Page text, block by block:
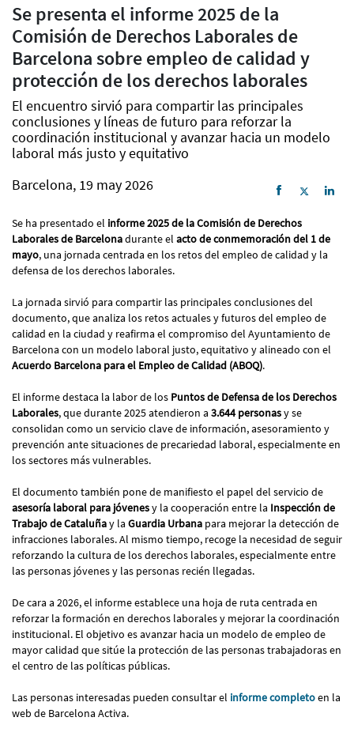
Se presenta el informe 2025 de la
Comisión de Derechos Laborales de
Barcelona sobre empleo de calidad y
protección de los derechos laborales
El encuentro sirvió para compartir las principales
conclusiones y líneas de futuro para reforzar la
coordinación institucional y avanzar hacia un modelo
laboral más justo y equitativo
Barcelona, 19 may 2026
Se ha presentado el informe 2025 de la Comisión de Derechos
Laborales de Barcelonadurante el acto de conmemoración del 1 de
mayo, una jornada centrada en los retos del empleo de calidad y la
defensa de los derechos laborales.
La jornada sirvió para compartir las principales conclusiones del
documento, que analiza los retos actuales y futuros del empleo de
calidad en la ciudad y reafirma el compromiso del Ayuntamiento de
Barcelona con un modelo laboral justo, equitativo y alineado con el
Acuerdo Barcelona para el Empleo de Calidad (ABOQ).
El informe destaca la labor de los Puntos de Defensa de los Derechos
Laborales, que durante 2025 atendieron a 3.644 personasy se
consolidan como un servicio clave de información, asesoramiento y
prevención ante situaciones de precariedad laboral, especialmente en
los sectores más vulnerables.
El documento también pone de manifiesto el papel del servicio de
asesoría laboral para jóvenesy la cooperación entre la Inspección de
Trabajo de Cataluñay la Guardia Urbana para mejorar la detección de
infracciones laborales. Al mismo tiempo, recoge la necesidad de seguir
reforzando la cultura de los derechos laborales, especialmente entre
las personas jóvenes y las personas recién llegadas.
De cara a 2026, el informe establece una hoja de ruta centrada en
reforzar la formación en derechos laborales y mejorar la coordinación
institucional. El objetivo es avanzar hacia un modelo de empleo de
mayor calidad que sitúe la protección de las personas trabajadoras en
el centro de las políticas públicas.
Las personas interesadas pueden consultar el informe completoen la
web de Barcelona Activa.